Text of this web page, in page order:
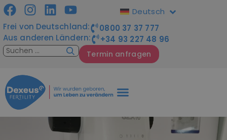
Frei von Deutschland:
0800 37 37 777
Aus anderen Ländern:
+34 93 227 48 96
Termin anfragen
Deutsch